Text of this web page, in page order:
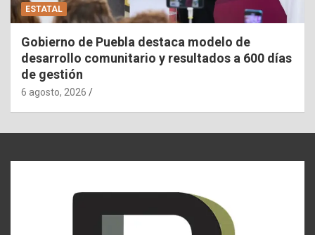
ESTATAL
Gobierno de Puebla destaca modelo de
desarrollo comunitario y resultados a 600 días
de gestión
6 agosto, 2026